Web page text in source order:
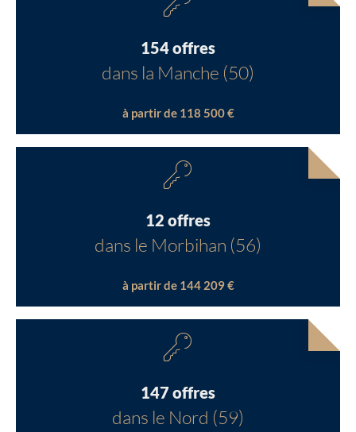
154 offres
dans la Manche (50)
à partir de 118 500 €
12 offres
dans le Morbihan (56)
à partir de 144 209 €
147 offres
dans le Nord (59)